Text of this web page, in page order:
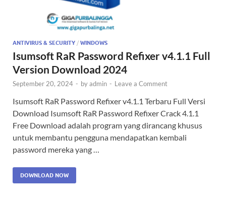
ANTIVIRUS & SECURITY / WINDOWS
Isumsoft RaR Password Refixer v4.1.1 Full
Version Download 2024
September 20, 2024 - byadmin - Leave a Comment
Isumsoft RaR Password Refixer v4.1.1 Terbaru Full Versi
Download Isumsoft RaR Password Refixer Crack 4.1.1
Free Download adalah program yang dirancang khusus
untuk membantu pengguna mendapatkan kembali
password mereka yang …
DOWNLOAD NOW